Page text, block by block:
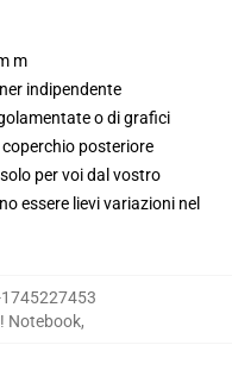
m
indipendente
o di grafici
posteriore
per voi dal vostro
essere lievi variazioni nel
Notebook,